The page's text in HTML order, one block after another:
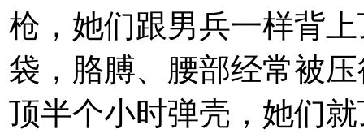
枪，她们跟男兵一样背
袋，胳膊、腰部经常被
顶半个小时弹壳，她们